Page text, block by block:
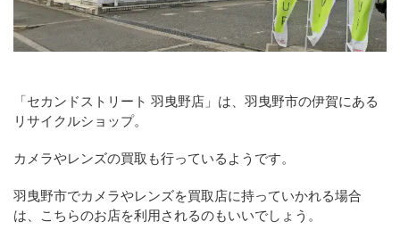
「セカンドストリート 羽曳野店」は、羽曳野市の伊賀にある
リサイクルショップ。
カメラやレンズの買取も行っているようです。
羽曳野市でカメラやレンズを買取店に持っていかれる場合
は、こちらのお店を利用されるのもいいでしょう。